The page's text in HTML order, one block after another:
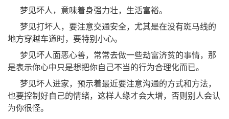
梦见坏人，意味着身强力壮，生活富裕。
梦见打坏人，要注意交通安全，尤其是在没有斑马线的
地方穿越车道时，要特别小心。
梦见坏人面恶心善，常常去做一些劫富济贫的事情，那
是表示你心中只是想把你自己不当的行为合理化而已。
梦见坏人进家，预示着最近要注意沟通的方式和方法，
也要控制好自己的情绪，这样人缘才会大增，否则别人会认
为你很怪。